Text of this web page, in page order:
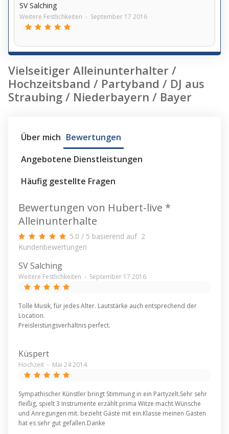
SV Salching
Weitere Festlichkeiten - September 17 2016
Vielseitiger Alleinunterhalter /
Hochzeitsband / Partyband / DJ aus
Straubing / Niederbayern / Bayer
Über mich Bewertungen
Angebotene Dienstleistungen
Häufig gestellte Fragen
Bewertungen von Hubert-live *
Alleinunterhalte
5.0 / 5 basierend auf 2
Kundenbewertungen
SV Salching
Weitere Festlichkeiten - September 17 2016
Tolle Musik, für jedes Alter. Lautstärke auch entsprechend der
Location.
Preisleistungsverhältnis perfect.
Küspert
Hochzeit - Mai 24 2014
Sympathischer Künstler bringt Stimmung in ein Partyzelt.Sehr sehr
fleißig, spielt 3 Instrumente erzählt prima Witze macht Wünsche
und Anregungen mit. bezieht Gäste mit ein.Klasse meinen Gästen
hat es sehr gut gefallen.Danke